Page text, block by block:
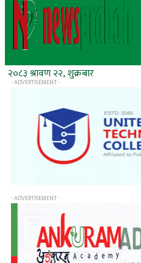
२०८३ श्रावण २२, शुक्रबार
- ADVERTISEMENT -
- ADVERTISEMENT -